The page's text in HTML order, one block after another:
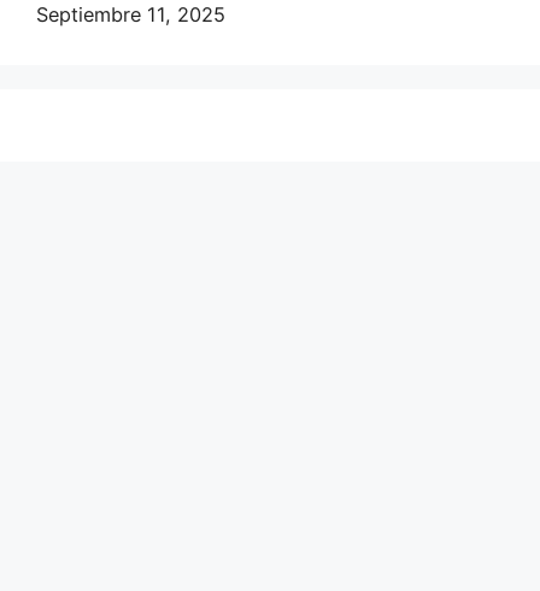
Septiembre 11, 2025